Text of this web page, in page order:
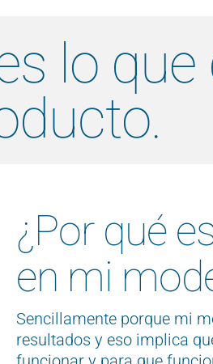
lo que
¿Por qué
en mi
Sencillamente porque mi
resultados y eso implica